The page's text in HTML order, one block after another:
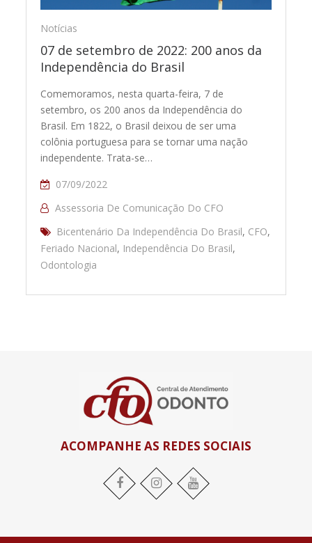
Notícias
07 de setembro de 2022: 200 anos da
Independência do Brasil
Comemoramos, nesta quarta-feira, 7 de
setembro, os 200 anos da Independência do
Brasil. Em 1822, o Brasil deixou de ser uma
colônia portuguesa para se tornar uma nação
independente. Trata-se…
07/09/2022
Assessoria De Comunicação Do CFO
Bicentenário Da Independência Do Brasil, CFO,
Feriado Nacional, Independência Do Brasil,
Odontologia
ACOMPANHE AS REDES SOCIAIS
Facebook Instagram YouTube